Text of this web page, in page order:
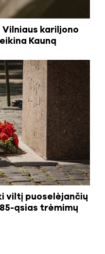
kariljono
Kauną
viltį puoselėjančių
ąsias trėmimų